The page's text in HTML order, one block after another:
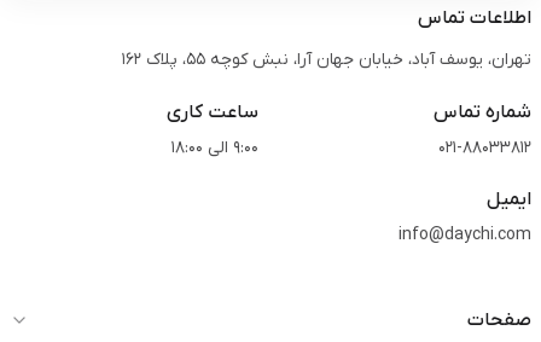
اطلاعات تماس
تهران، یوسف آباد، خیابان جهان آرا، نبش کوچه 55، پلاک 162
شماره تماس
021-88033812
ساعت کاری
9:00 الی 18:00
ایمیل
info@daychi.com
صفحات